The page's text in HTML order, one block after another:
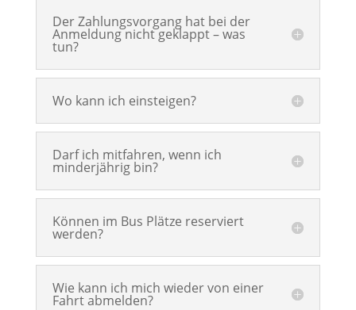
Der Zahlungsvorgang hat bei der
Anmeldung nicht geklappt – was
tun?
Wo kann ich einsteigen?
Darf ich mitfahren, wenn ich
minderjährig bin?
Können im Bus Plätze reserviert
werden?
Wie kann ich mich wieder von einer
Fahrt abmelden?